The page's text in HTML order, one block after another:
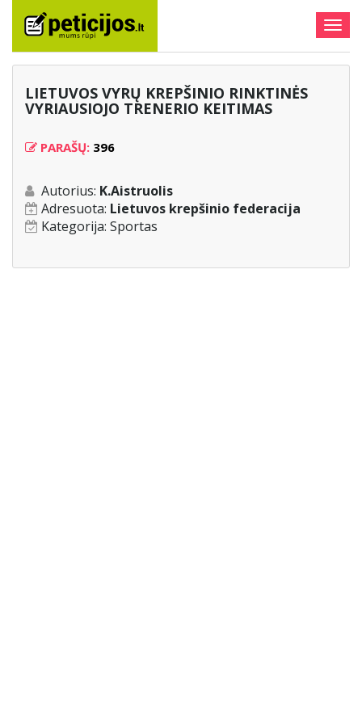
LIETUVOS VYRŲ KREPŠINIO RINKTINĖS
VYRIAUSIOJO TRENERIO KEITIMAS
PARAŠŲ: 396
Autorius: K.Aistruolis
Adresuota: Lietuvos krepšinio federacija
Kategorija: Sportas